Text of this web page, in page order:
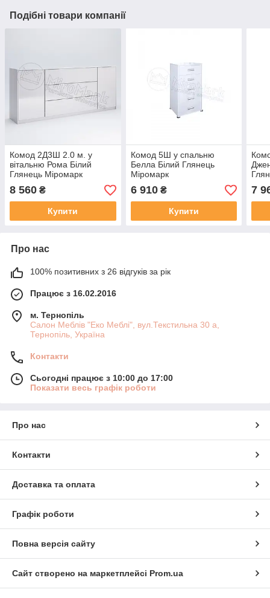
Подібні товари компанії
Комод 2Д3Ш 2.0 м. у
вітальню Рома Білий
Глянець Міромарк
8 560 ₴
Купити
Комод 5Ш у спальню
Белла Білий Глянець
Міромарк
6 910₴
Купити
7
Про нас
100% позитивних з 26 відгуків за рік
Працює з 16.02.2016
м. Тернопіль
Салон Меблів "Еко Меблі", вул.Текстильна 30 а,
Тернопіль, Україна
Контакти
Сьогодні працює з 10:00 до 17:00
Показати весь графік роботи
Про нас
Контакти
Доставка та оплата
Графік роботи
Повна версія сайту
Сайт створено на маркетплейсі Prom.ua